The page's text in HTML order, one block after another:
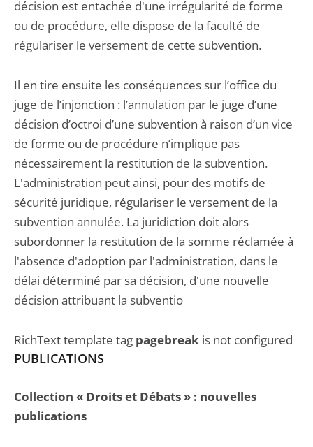
décision est entachée d'une irrégularité de forme
ou de procédure, elle dispose de la faculté de
régulariser le versement de cette subvention.
Il en tire ensuite les conséquences sur l’office du
juge de l’injonction : l’annulation par le juge d’une
décision d’octroi d’une subvention à raison d’un vice
de forme ou de procédure n’implique pas
nécessairement la restitution de la subvention.
L'administration peut ainsi, pour des motifs de
sécurité juridique, régulariser le versement de la
subvention annulée. La juridiction doit alors
subordonner la restitution de la somme réclamée à
l'absence d'adoption par l'administration, dans le
délai déterminé par sa décision, d'une nouvelle
décision attribuant la subventio
RichText template tag pagebreak is not configured
PUBLICATIONS
Collection « Droits et Débats » : nouvelles
publications